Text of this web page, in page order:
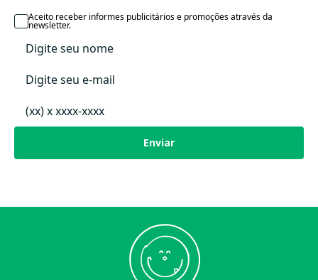
Data Lançamento
Enviar
Aceito receber informes publicitários e promoções através da
newsletter.